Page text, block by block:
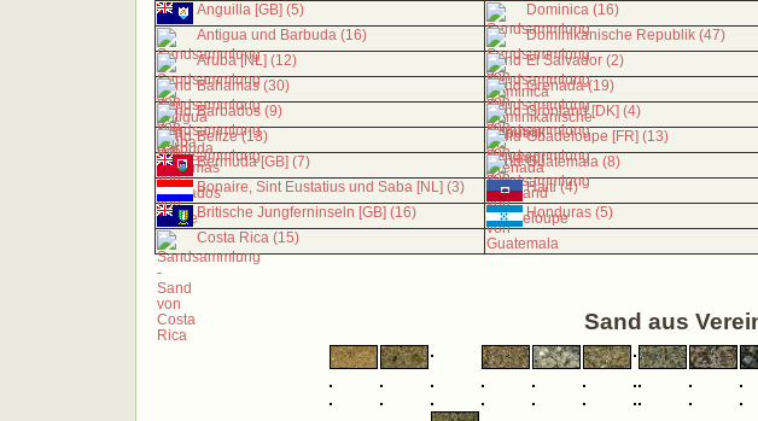
Anguilla [GB] (5)
Dominica (16)
Antigua und Barbuda (16)
Dominikanische Republik (47)
Aruba [NL] (12)
El Salvador (2)
Bahamas (30)
Grenada (19)
Barbados (9)
Grönland [DK] (4)
Belize (13)
Guadeloupe [FR] (13)
Bermuda [GB] (7)
Guatemala (8)
Bonaire, Sint Eustatius und Saba [NL] (3)
Haiti (4)
Britische Jungferninseln [GB] (16)
Honduras (5)
Costa Rica (15)
Sand aus